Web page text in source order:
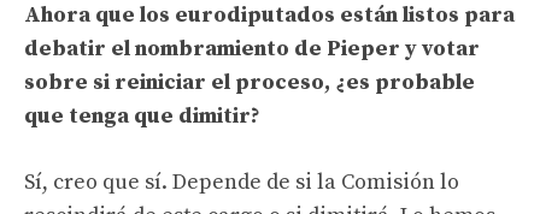
Ahora que los eurodiputados están listos para
debatir el nombramiento de Pieper y votar
sobre si reiniciar el proceso, ¿es probable
que tenga que dimitir?
Sí, creo que sí. Depende de si la Comisión lo